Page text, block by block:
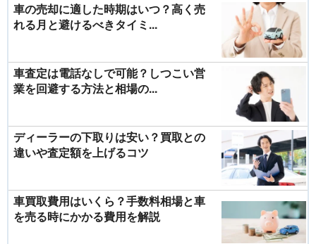
車の売却に適した時期はいつ？高く売
れる月と避けるべきタイミ...
車査定は電話なしで可能？しつこい営
業を回避する方法と相場の...
ディーラーの下取りは安い？買取との
違いや査定額を上げるコツ
車買取費用はいくら？手数料相場と車
を売る時にかかる費用を解説